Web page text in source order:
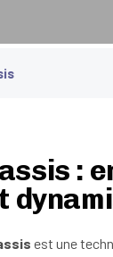
:
est une